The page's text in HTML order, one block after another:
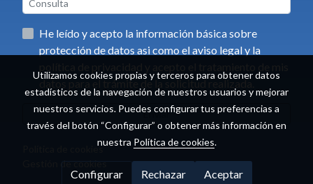
He leído y acepto la información básica sobre
protección de datos asi como el aviso legal y la
datos para el trámite de la solicitud realizada.
Enviar
Política de cookies
Utilizamos cookies propias y terceros para obtener datos
estadísticos de la navegación de nuestros usuarios y mejorar
nuestros servicios. Puedes configurar tus preferencias a
través del botón “Configurar” o obtener más información en
nuestra Política de cookies.
Configurar Rechazar Aceptar